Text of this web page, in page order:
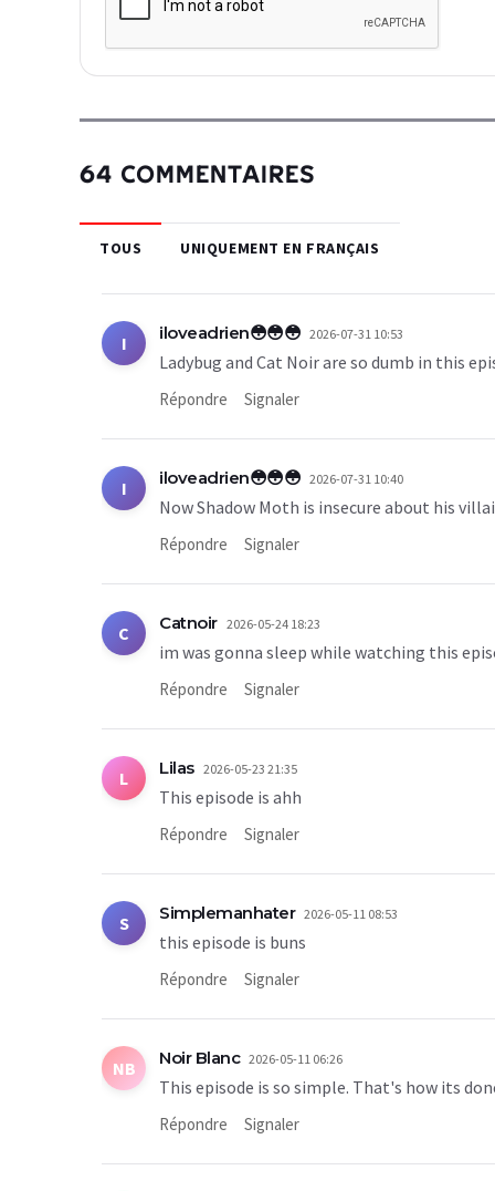
64 COMMENTAIRES
TOUS UNIQUEMENT EN FRANÇAIS
I iloveadrien😳😳😳 2026-07-31 10:53
Ladybug and Cat Noir are so dumb in this
Répondre Signaler
I iloveadrien😳😳😳 2026-07-31 10:40
Now Shadow Moth is insecure about his
Répondre Signaler
C Catnoir 2026-05-24 18:23
im was gonna sleep while watching this
Répondre Signaler
L Lilas 2026-05-23 21:35
This episode is ahh
Répondre Signaler
S Simplemanhater 2026-05-11 08:53
this episode is buns
Répondre Signaler
NB Noir Blanc 2026-05-11 06:26
This episode is so simple. That's how its
Répondre Signaler